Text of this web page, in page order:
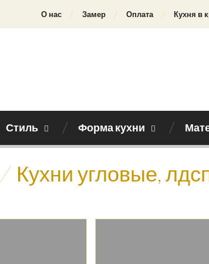
О нас Замер Оплата Кухня в
Стиль Форма кухни
/ Кухни угловые,